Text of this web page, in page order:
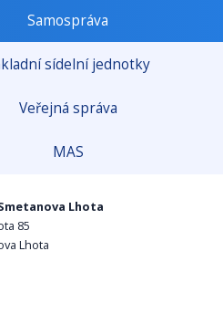
Samospráva
sídelní jednotky
Veřejná správa
MAS
Lhota
85
Lhota